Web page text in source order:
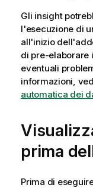
Gli insight
l'esecuzione di
all'inizio
di pre-elaborare
eventuali
informazioni,
automatica dei
prima
Prima di